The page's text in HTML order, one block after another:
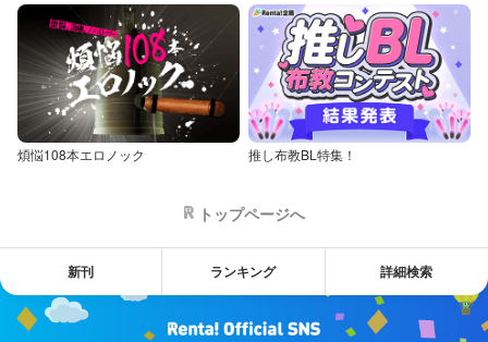
煩悩108本エロノック 推し布教BL特集！
トップページへ
新刊 ランキング 詳細検索